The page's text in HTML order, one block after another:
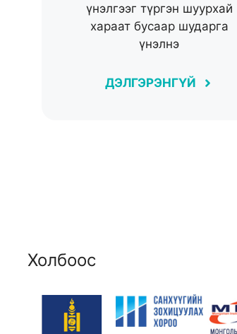
үнэлгээг түргэн шуурхай
хараат бусаар шударга
үнэлнэ
ДЭЛГЭРЭНГҮЙ
Холбоос